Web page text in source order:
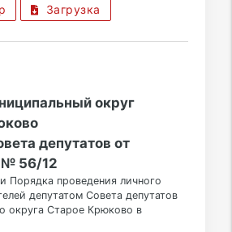
Загрузка
округ
депутатов от
№ 56/12
Порядка проведения личного
депутатом Совета депутатов
округа Старое Крюково в